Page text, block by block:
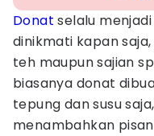
Donat selalu
dinikmati kapan
teh maupun sajian
biasanya donat
tepung dan susu
menambahkan